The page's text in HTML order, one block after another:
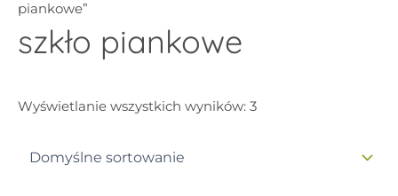
piankowe”
szkło piankowe
Wyświetlanie wszystkich wyników: 3